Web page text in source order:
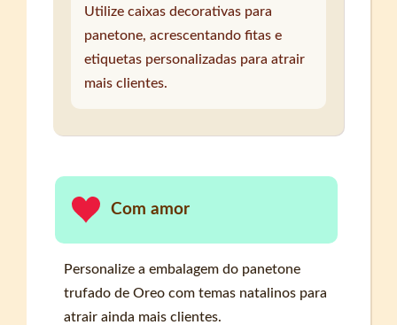
Utilize caixas decorativas para
panetone, acrescentando fitas e
etiquetas personalizadas para atrair
mais clientes.
Com amor
Personalize a embalagem do panetone
trufado de Oreo com temas natalinos para
atrair ainda mais clientes.